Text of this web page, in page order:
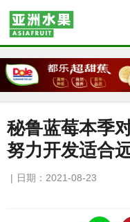
秘鲁蓝莓本季
努力开发适合
日期：2021-08-23
https://asiafruitchina.net/